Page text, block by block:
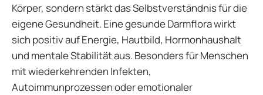
Körper, sondern stärkt das Selbstverständnis für die
eigene Gesundheit. Eine gesunde Darmflora wirkt
sich positiv auf Energie, Hautbild, Hormonhaushalt
und mentale Stabilität aus. Besonders für Menschen
mit wiederkehrenden Infekten,
Autoimmunprozessen oder emotionaler